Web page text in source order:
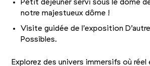
Petit déjeuner servi sous le dôme
notre majestueux dôme !
Visite guidée de l’exposition
Possibles.
Explorez des univers immersifs où réel